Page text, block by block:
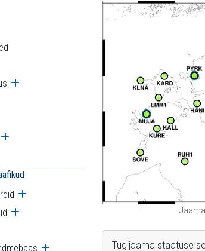
alammenüü
Ava alammenüü
Ava alammenüü
Ava alammenüü
Ava alammenüü
Ava alammenüüTugijaama staatuse